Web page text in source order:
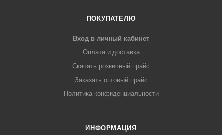
ПОКУПАТЕЛЮ
Вход в личный кабинет
Оплата и доставка
Скачать розничный прайс
Заказать оптовый прайс
Политика конфиденциальности
ИНФОРМАЦИЯ